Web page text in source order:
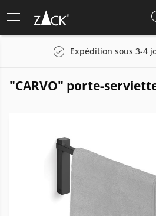
Expédition sous 3-4
"CARVO" porte-